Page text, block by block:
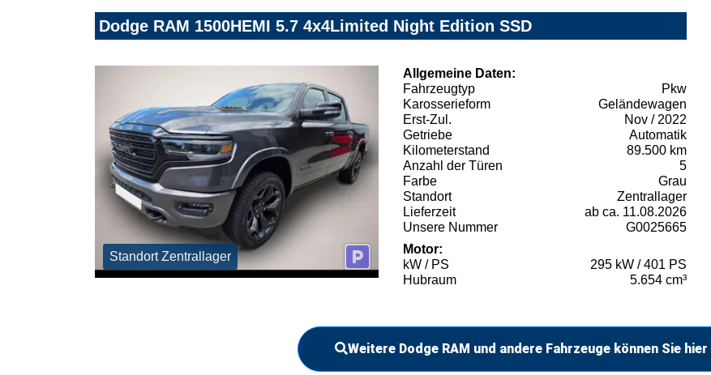
Dodge RAM 1500HEMI 5.7 4x4Limited Night Edition SSD
Standort Zentrallager
Allgemeine Daten:
Fahrzeugtyp
Pkw
Karosserieform
Geländewagen
Erst-Zul.
Nov / 2022
Getriebe
Automatik
Kilometerstand
89.500 km
Anzahl der Türen
5
Farbe
Grau
Standort
Zentrallager
Lieferzeit
ab ca. 11.08.2026
Unsere Nummer
G0025665
Motor:
kW / PS
295 kW / 401 PS
Hubraum
5.654 cm³
Weitere Dodge RAM und andere Fahrzeuge können Sie